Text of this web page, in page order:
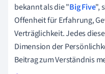
bekannt als die "Big Five",
Offenheit für Erfahrung,
Verträglichkeit. Jedes
Dimension der
Beitrag zum Verständnis